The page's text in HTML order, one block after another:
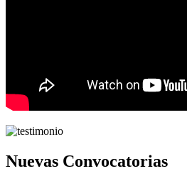
Nuevas Convocatorias